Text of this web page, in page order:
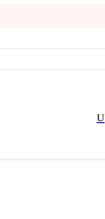
U